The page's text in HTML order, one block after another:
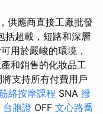
供應商直接工廠批發
括超載，短路和深層
用於嚴峻的環境，
和銷售的化妝品工
支持所有付費用戶
絡按摩課程 SNA 撥
台胞證 OFF 文心路喬